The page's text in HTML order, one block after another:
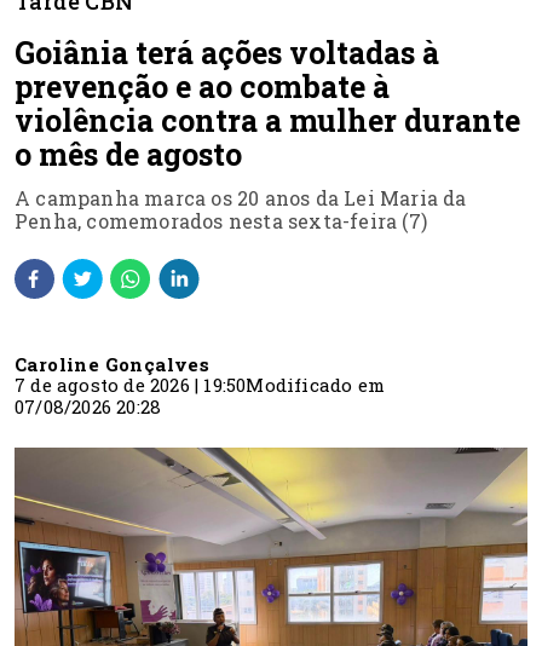
Goiânia terá ações voltadas à
prevenção e ao combate à
violência contra a mulher durante
o mês de agosto
A campanha marca os 20 anos da Lei Maria da
Penha, comemorados nesta sexta-feira (7)
Caroline Gonçalves
7 de agosto de 2026 | 19:50Modificado em
07/08/2026 20:28